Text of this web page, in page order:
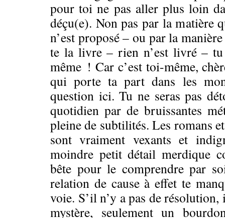
pour toi ne pas aller plus loin
déçu(e). Non pas par la matière
n’est proposé – ou par la
te la livre – rien n’est livré –
même ! Car c’est toi-même,
qui porte ta part dans les
question ici. Tu ne seras pas
quotidien par de bruissantes
pleine de subtilités. Les romans
sont vraiment vexants et
moindre petit détail merdique
bête pour le comprendre par
relation de cause à effet te
voie. S’il n’y a pas de
mystère, seulement un